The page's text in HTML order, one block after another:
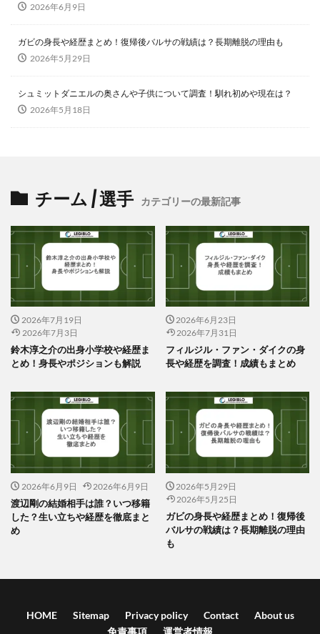
2026年6月9日
ガビの身長や経歴まとめ！復帰後バルサの戦績は？長期離脱の理由も
2026年5月29日
シュミットダニエルの奥さんや子供について調査！馴れ初めや現在は？
2026年5月18日
チーム / 選手 カテゴリーの最新記事
2026年7月19日
2026年7月3日
鈴木淳之介の出身小学校や経歴ま
とめ！身長やポジションも解説
2026年6月23日
2026年7月31日
フィルジル・ファン・ダイクの身
長や経歴を調査！成績もまとめ
2026年6月9日 2026年6月9日
渡辺剛の結婚相手は誰？いつ移籍
した？生い立ちや経歴を徹底まと
め
2026年5月29日
2026年5月25日
ガビの身長や経歴まとめ！復帰後
バルサの戦績は？長期離脱の理由
も
HOME Sitemap Privacy policy Contact
About us
免責事項
運営者情報